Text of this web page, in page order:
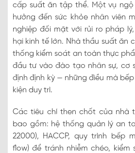
cấp suất ăn tập thể. Một vụ
hưởng đến sức khỏe nhân viên
nghiệp đối mặt với rủi ro pháp
hại kinh tế lớn. Nhà thầu suất ăn
thống kiểm soát an toàn thực
đầu tư vào đào tạo nhân sự, cơ
định định kỳ — những điều mà
kiện duy trì.
Các tiêu chí then chốt của nhà
bao gồm: hệ thống quản lý an
22000), HACCP, quy trình bếp
flow) để tránh nhiễm chéo,